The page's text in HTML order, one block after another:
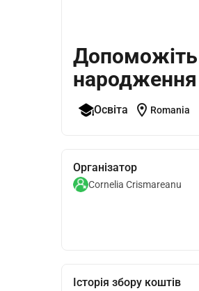
Допоможіть
народження
Освіта location_on Romania
Організатор
Cornelia Crismareanu
Історія збору коштів